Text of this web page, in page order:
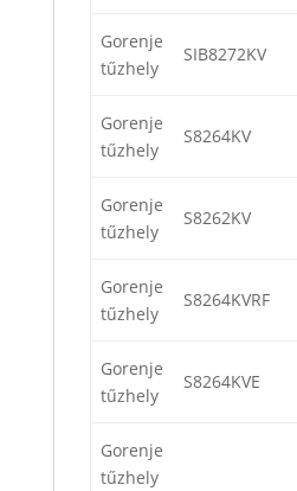
Gorenje
tűzhely
SIB8272KV
Gorenje
tűzhely
S8264KV
Gorenje
tűzhely
S8262KV
Gorenje
tűzhely
S8264KVRF
Gorenje
tűzhely
S8264KVE
Gorenje
tűzhely